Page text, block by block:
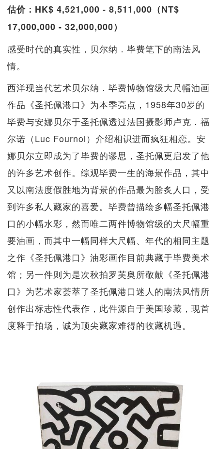
估价：HK$ 4,521,000 - 8,511,000（NT$
17,000,000 - 32,000,000）
感受时代的真实性，贝尔纳．毕费笔下的南法风
情。
西洋现当代艺术贝尔纳．毕费博物馆级大尺幅油画
作品《圣托佩港口》为本季亮点，1958年30岁的
毕费与安娜贝尔于圣托佩透过法国摄影师卢克．福
尔诺（Luc Fournol）介绍相识进而疯狂相恋。安
娜贝尔立即成为了毕费的谬思，圣托佩更启发了他
的许多艺术创作。综观毕费一生的海景作品，其中
又以南法度假胜地为背景的作品最为脍炙人口，受
到许多私人藏家的喜爱。毕费曾描绘多幅圣托佩港
口的小幅水彩，然而唯二两件博物馆级的大尺幅重
要油画，而其中一幅同样大尺幅、年代的相同主题
之作《圣托佩港口》油彩画作目前典藏于毕费美术
馆；另一件则为是次秋拍罗芙奥所敬献《圣托佩港
口》为艺术家荟萃了圣托佩港口迷人的南法风情所
创作出标志性代表作，此件源自于美国珍藏，现首
度释于拍场，诚为顶尖藏家难得的收藏机遇。